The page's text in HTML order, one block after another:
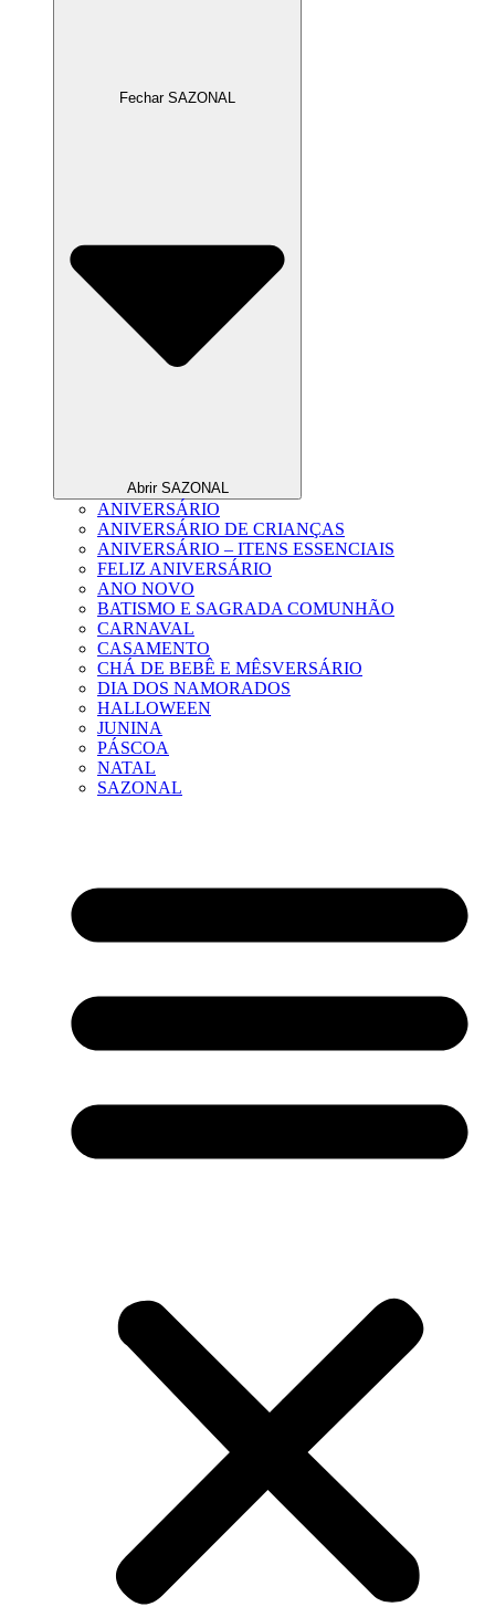
Fechar SAZONAL
Abrir SAZONAL
ANIVERSÁRIO
ANIVERSÁRIO DE CRIANÇAS
ANIVERSÁRIO – ITENS ESSENCIAIS
FELIZ ANIVERSÁRIO
ANO NOVO
BATISMO E SAGRADA COMUNHÃO
CARNAVAL
CASAMENTO
CHÁ DE BEBÊ E MÊSVERSÁRIO
DIA DOS NAMORADOS
HALLOWEEN
JUNINA
PÁSCOA
NATAL
SAZONAL